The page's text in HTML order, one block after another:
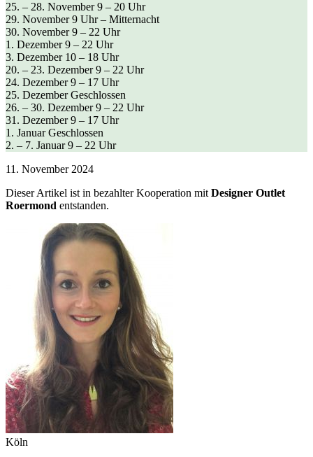
25. – 28. November 9 – 20 Uhr
29. November 9 Uhr – Mitternacht
30. November 9 – 22 Uhr
1. Dezember 9 – 22 Uhr
3. Dezember 10 – 18 Uhr
20. – 23. Dezember 9 – 22 Uhr
24. Dezember 9 – 17 Uhr
25. Dezember Geschlossen
26. – 30. Dezember 9 – 22 Uhr
31. Dezember 9 – 17 Uhr
1. Januar Geschlossen
2. – 7. Januar 9 – 22 Uhr
11. November 2024
Dieser Artikel ist in bezahlter Kooperation mit Designer Outlet
Roermond entstanden.
Köln